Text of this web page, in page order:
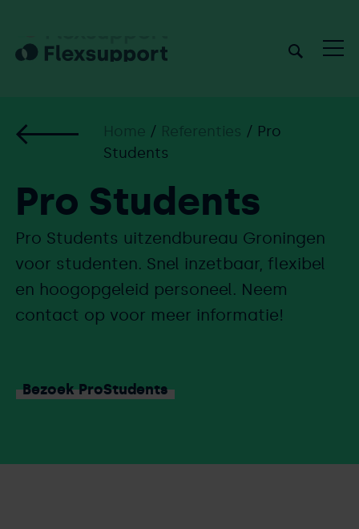
Home / Referenties / Pro
Students
Pro Students
Pro Students uitzendbureau Groningen
voor studenten. Snel inzetbaar, flexibel
en hoogopgeleid personeel. Neem
contact op voor meer informatie!
Bezoek ProStudents